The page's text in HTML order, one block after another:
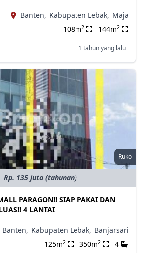
Banten, Kabupaten Lebak, Maja
108m2 144m2
1 tahun yang lalu
Ruko
Rp. 135 juta (tahunan)
PARAGON!! SIAP PAKAI DAN
4 LANTAI
Banten, Kabupaten Lebak, Banjarsari
125m2 350m2 4